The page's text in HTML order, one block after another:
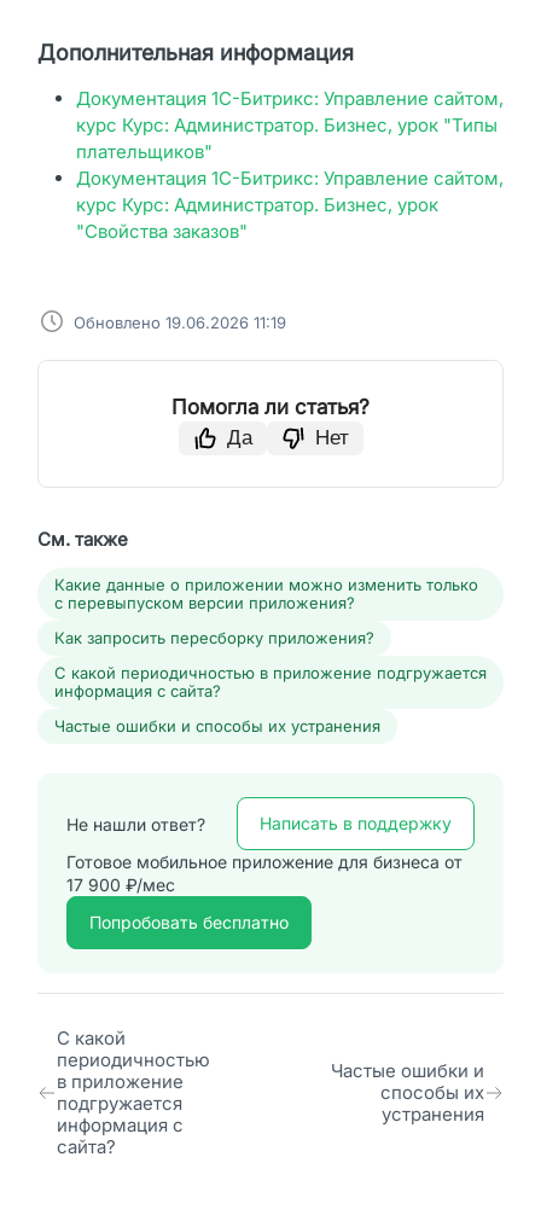
Дополнительная информация
Документация 1С-Битрикс: Управление сайтом,
курс Курс: Администратор. Бизнес, урок "Типы
плательщиков"
Документация 1С-Битрикс: Управление сайтом,
курс Курс: Администратор. Бизнес, урок
"Свойства заказов"
Обновлено 19.06.2026 11:19
Помогла ли статья?
Да Нет
См. также
Какие данные о приложении можно изменить только
с перевыпуском версии приложения?
Как запросить пересборку приложения?
С какой периодичностью в приложение подгружается
информация с сайта?
Частые ошибки и способы их устранения
Не нашли ответ?
Написать в поддержку
Готовое мобильное приложение для бизнеса от
17 900 ₽/мес
Попробовать бесплатно
С какой
периодичностью
в приложение
подгружается
информация с
сайта?
Частые ошибки и
способы их
устранения